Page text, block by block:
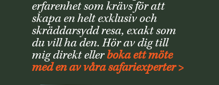
erfarenhet som krävs för att
skapa en helt exklusiv och
skräddarsydd resa, exakt som
du vill ha den. Hör av dig till
mig direkt ellerboka ett möte
med en av våra safariexperter >